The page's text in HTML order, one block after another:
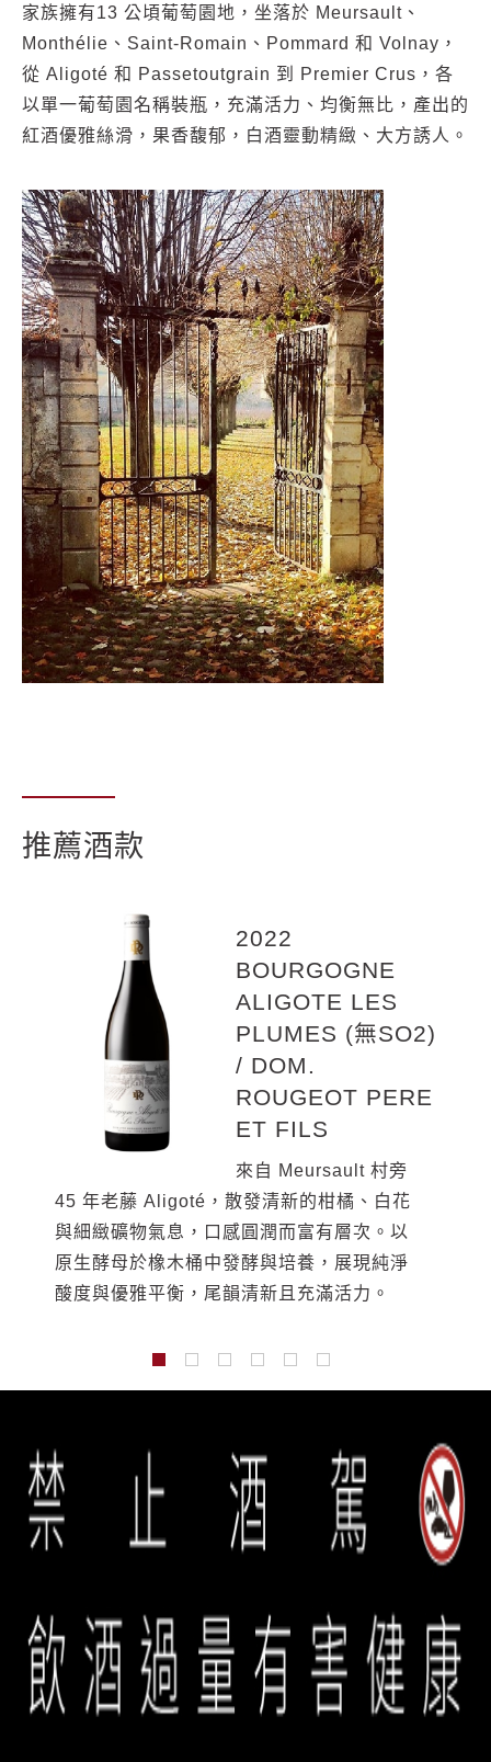
家族擁有13 公頃葡萄園地，坐落於 Meursault、
Monthélie、Saint-Romain、Pommard 和 Volnay，
從 Aligoté 和 Passetoutgrain 到 Premier Crus，各
以單一葡萄園名稱裝瓶，充滿活力、均衡無比，產出的
紅酒優雅絲滑，果香馥郁，白酒靈動精緻、大方誘人。
推薦酒款
2022
BOURGOGNE
ALIGOTE LES
PLUMES (無SO2)
/ DOM.
ROUGEOT PERE
ET FILS
來自 Meursault 村旁
45 年老藤 Aligoté，散發清新的柑橘、白花
與細緻礦物氣息，口感圓潤而富有層次。以
原生酵母於橡木桶中發酵與培養，展現純淨
酸度與優雅平衡，尾韻清新且充滿活力。
2022 POMMARD
COLS DES
ROSES
MONOPOLE (25-
30% new oak)/
DOM. ROUGEOT
PERE ET FILS
來自 Pommard 村低
坡、緊鄰溪流的 Clos des Roses，散發成
熟紅莓與細緻辛香氣息，口感柔順且富有層
次。採 100% 整串發酵與橡木桶培養，單寧
細膩圓潤，展現優雅結構與悠長尾韻。
2022
MEURSAULT
SOUS LA VELLE
(有SO2) / DOM.
ROUGEOT PERE
ET FILS
來自約 55 年老藤地
塊，散發成熟白果、
柑橘與細緻奶油氣息，酒體圓潤飽滿，同時
保有明亮張力與礦物感。橡木桶中發酵與培
養 18 個月，口感純淨細膩，尾韻優雅而富
有層次。
2022
BOURGOGNE
COTE D'OR LES
GRANDES
GOUTTES (有
SO2) / DOM.
ROUGEOT PERE
ET FILS
位於 Meursault 南側、近 Charmes 區域，
此地塊賦予酒款更完整的架構與深度，展現
出清新而富層次的風格。散發白色洋槐花、
杏仁與柑橘皮香氣，口感融合熟蘋果與明亮
2022
MEURSAULT-
CHARMES 1ER
CRU / DOM.
ROUGEOT PERE
ET FILS
位於 Meursault 南
端、近 Puligny 區域
的 Les Charmes 村內園，展現出飽滿而優
雅的白酒風格，兼具張力與深度。
散發白桃、黃蘋果、榛果與白花香氣，口感
豐富集中，質地細緻，尾韻悠長且帶有礦物
2022
MONTHELIE LES
TOISIERES/
DOM. ROUGEOT
PERE ET FILS
來自 Monthélie 村
Les Toisières 地塊，
位於 Meursault 對
側，展現出精準而均衡的白酒風格，結構細
緻且優雅內斂。
散發白色水果、蜜瓜與榛果香氣，口感圓潤
和諧，酸度柔和，尾韻乾淨且富有延展性。
誠品生活餐旅事業群 copyright © 2026 eslite spectrum all rights